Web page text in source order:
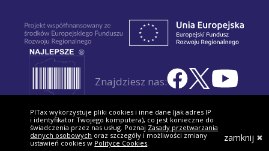
Znajdziesz nas:
PITax wykorzystuje pliki cookies i inne dane (jak adres IP
i identyfikator Twojego komputera), co jest konieczne do
świadczenia przez nas usług. Poznaj Zasady przetwarzania
danych osobowych oraz szczegóły i możliwości zmiany
ustawień cookies w Polityce Cookies. zamknij